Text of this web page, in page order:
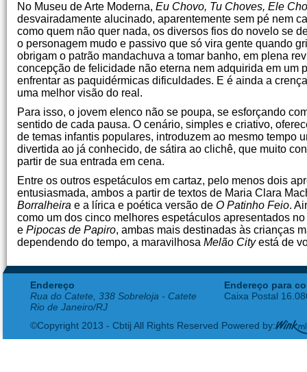
No Museu de Arte Moderna, Eu Chovo, Tu Choves, Ele
desvairadamente alucinado, aparentemente sem pé nem
como quem não quer nada, os diversos fios do novelo se
o personagem mudo e passivo que só vira gente quando
obrigam o patrão mandachuva a tomar banho, em plena
concepção de felicidade não eterna nem adquirida em um
enfrentar as paquidérmicas dificuldades. E é ainda a
uma melhor visão do real.
Para isso, o jovem elenco não se poupa, se esforçando
sentido de cada pausa. O cenário, simples e criativo,
de temas infantis populares, introduzem ao mesmo tempo
divertida ao já conhecido, de sátira ao clichê, que muito
partir de sua entrada em cena.
Entre os outros espetáculos em cartaz, pelo menos dois
entusiasmada, ambos a partir de textos de Maria Clara
Borralheira e a lírica e poética versão de O Patinho Feio.
como um dos cinco melhores espetáculos apresentados
e Pipocas de Papiro, ambas mais destinadas às crianças
dependendo do tempo, a maravilhosa Melão Cityestá de
Endereço
Rua do Catete, 338 Sobreloja - Catete
Rio de Janeiro/RJ
Endereço para
Caixa Postal
©Copyright 2013 - Cbtij All Rights Reserved Powered by: